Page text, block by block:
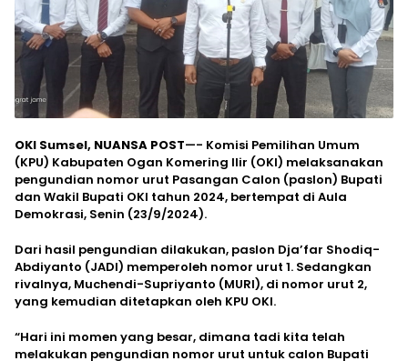
OKI Sumsel, NUANSA POST—- Komisi Pemilihan Umum
(KPU) Kabupaten Ogan Komering Ilir (OKI) melaksanakan
pengundian nomor urut Pasangan Calon (paslon) Bupati
dan Wakil Bupati OKI tahun 2024, bertempat di Aula
Demokrasi, Senin (23/9/2024).
Dari hasil pengundian dilakukan, paslon Dja’far Shodiq-
Abdiyanto (JADI) memperoleh nomor urut 1. Sedangkan
rivalnya, Muchendi-Supriyanto (MURI), di nomor urut 2,
yang kemudian ditetapkan oleh KPU OKI.
“Hari ini momen yang besar, dimana tadi kita telah
melakukan pengundian nomor urut untuk calon Bupati